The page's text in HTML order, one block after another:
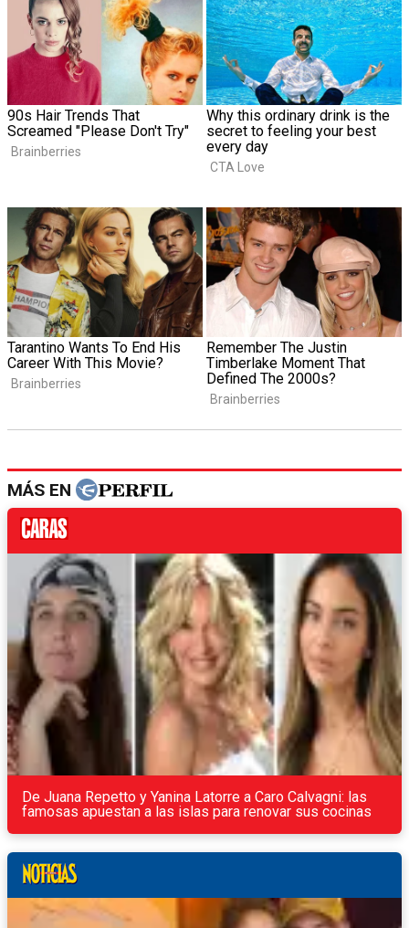
MÁS EN
De Juana Repetto y Yanina Latorre a Caro Calvagni: las
famosas apuestan a las islas para renovar sus cocinas